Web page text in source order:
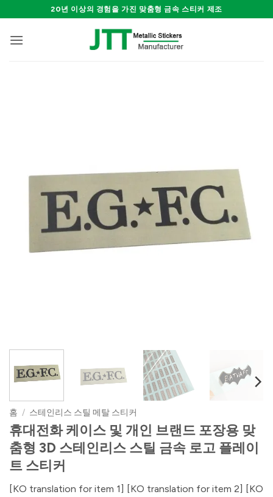
to
content
20년 이상의 경험을 가진 맞춤형 금속 스티커 제조
홈 / 스테인리스 스틸 메탈 스티커
휴대전화 케이스 및 개인 브랜드 포장용 맞
춤형 3D 스테인리스 스틸 금속 로고 플레이
트 스티커
[KO translation for item 1] [KO translation for item 2] [KO